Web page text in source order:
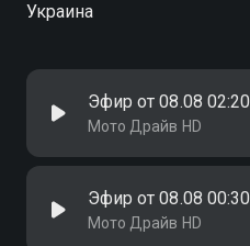
Украина
Эфир от 08.08 02:20
Мото Драйв HD
Эфир от 08.08 00:30
Мото Драйв HD